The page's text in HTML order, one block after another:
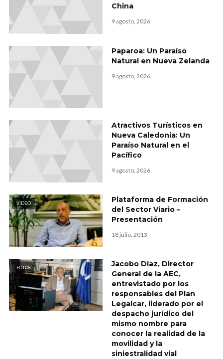
China
9 agosto, 2026
Paparoa: Un Paraíso
Natural en Nueva Zelanda
9 agosto, 2026
Atractivos Turísticos en
Nueva Caledonia: Un
Paraíso Natural en el
Pacífico
9 agosto, 2026
VIDEO
Plataforma de Formación
del Sector Viario –
Presentación
18 julio, 2013
FOTOS
Jacobo Díaz, Director
General de la AEC,
entrevistado por los
responsables del Plan
Legalcar, liderado por el
despacho jurídico del
mismo nombre para
conocer la realidad de la
movilidad y la
siniestralidad vial